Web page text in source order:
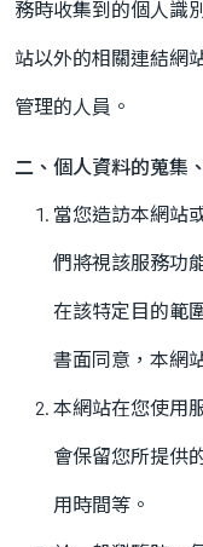
務時收集到的個人識
站以外的相關連結網
管理的人員。
二、個人資料的蒐集
當您造訪本網站
們將視該服務功
在該特定目的範
書面同意，本網
本網站在您使用
會保留您所提供
用時間等。
什麼